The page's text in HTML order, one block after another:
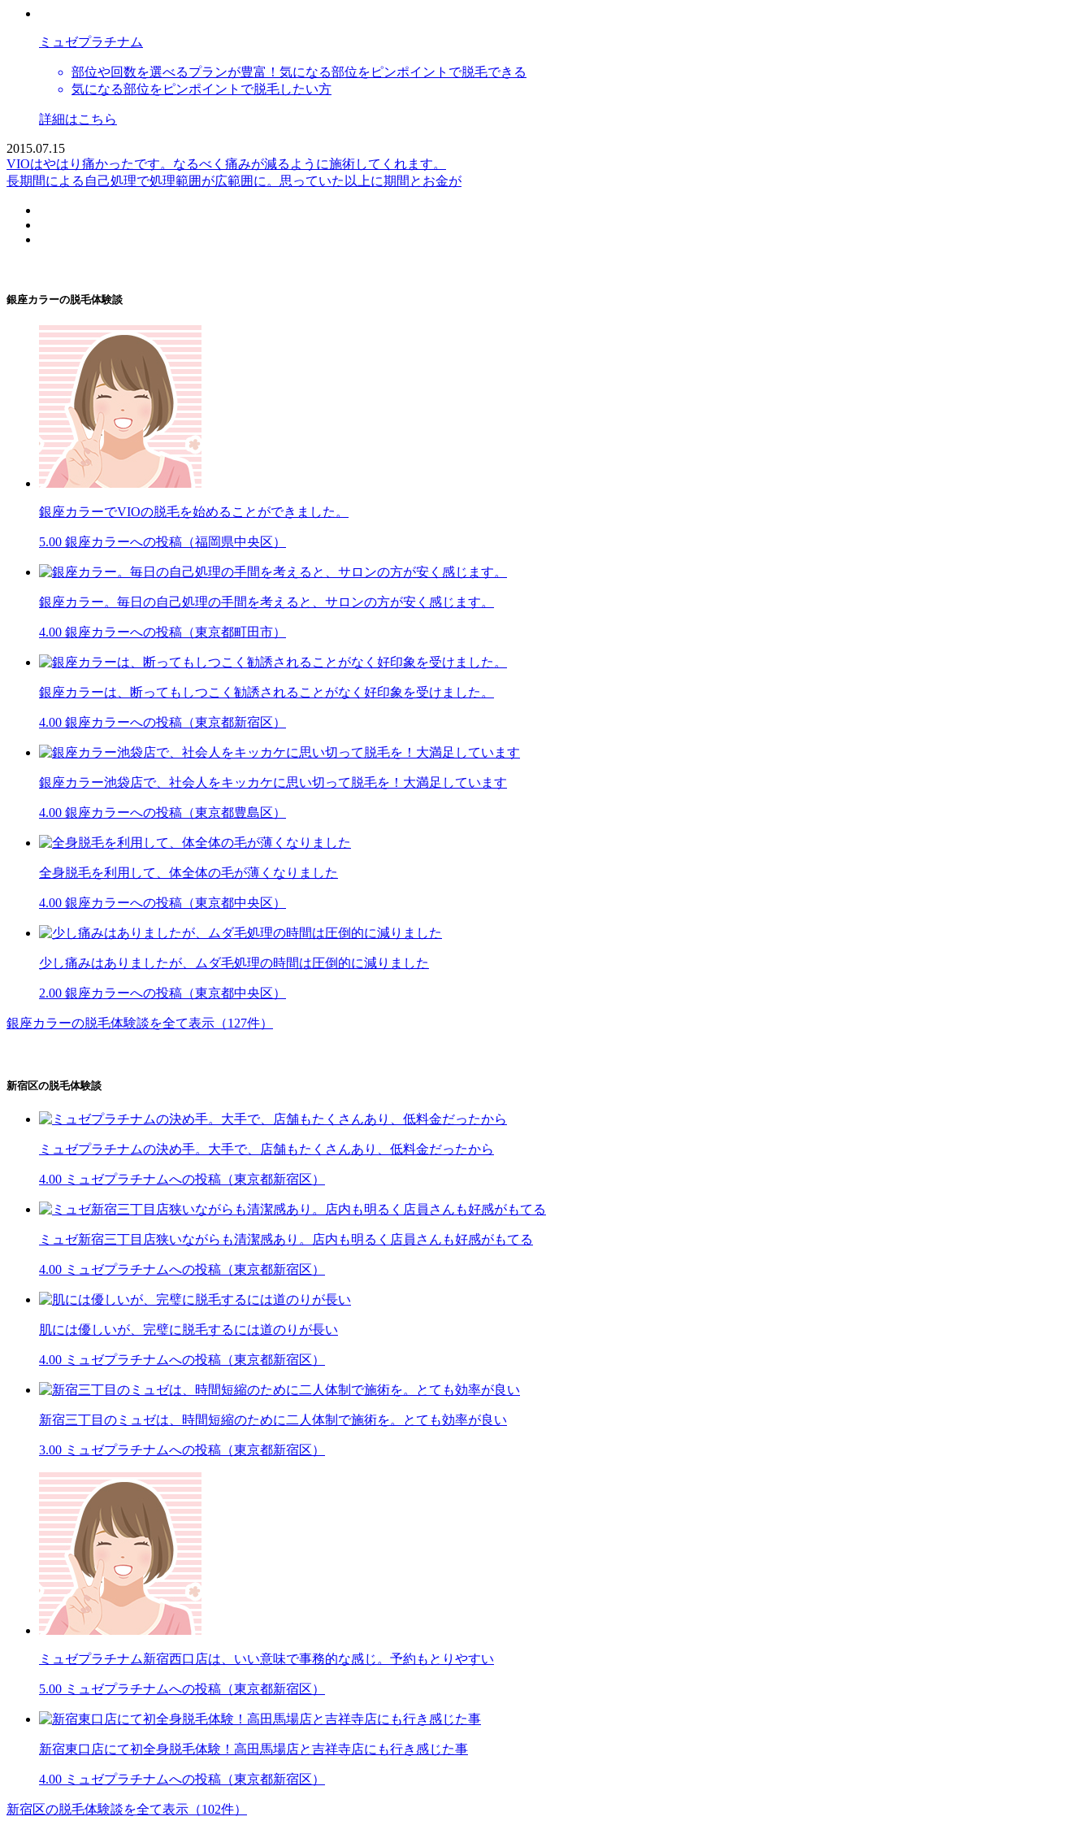
ミュゼプラチナム
部位や回数を選べるプランが豊富！気になる部位をピンポイントで脱毛できる
気になる部位をピンポイントで脱毛したい方
詳細はこちら
2015.07.15
VIOはやはり痛かったです。なるべく痛みが減るように施術してくれます。
長期間による自己処理で処理範囲が広範囲に。思っていた以上に期間とお金が
銀座カラーの脱毛体験談
銀座カラーでVIOの脱毛を始めることができました。
5.00 銀座カラーへの投稿（福岡県中央区）
銀座カラー。毎日の自己処理の手間を考えると、サロンの方が安く感じます。
4.00 銀座カラーへの投稿（東京都町田市）
銀座カラーは、断ってもしつこく勧誘されることがなく好印象を受けました。
4.00 銀座カラーへの投稿（東京都新宿区）
銀座カラー池袋店で、社会人をキッカケに思い切って脱毛を！大満足しています
4.00 銀座カラーへの投稿（東京都豊島区）
全身脱毛を利用して、体全体の毛が薄くなりました
4.00 銀座カラーへの投稿（東京都中央区）
少し痛みはありましたが、ムダ毛処理の時間は圧倒的に減りました
2.00 銀座カラーへの投稿（東京都中央区）
銀座カラーの脱毛体験談を全て表示（127件）
新宿区の脱毛体験談
ミュゼプラチナムの決め手。大手で、店舗もたくさんあり、低料金だったから
4.00 ミュゼプラチナムへの投稿（東京都新宿区）
ミュゼ新宿三丁目店狭いながらも清潔感あり。店内も明るく店員さんも好感がもてる
4.00 ミュゼプラチナムへの投稿（東京都新宿区）
肌には優しいが、完璧に脱毛するには道のりが長い
4.00 ミュゼプラチナムへの投稿（東京都新宿区）
新宿三丁目のミュゼは、時間短縮のために二人体制で施術を。とても効率が良い
3.00 ミュゼプラチナムへの投稿（東京都新宿区）
ミュゼプラチナム新宿西口店は、いい意味で事務的な感じ。予約もとりやすい
5.00 ミュゼプラチナムへの投稿（東京都新宿区）
新宿東口店にて初全身脱毛体験！高田馬場店と吉祥寺店にも行き感じた事
4.00 ミュゼプラチナムへの投稿（東京都新宿区）
新宿区の脱毛体験談を全て表示（102件）